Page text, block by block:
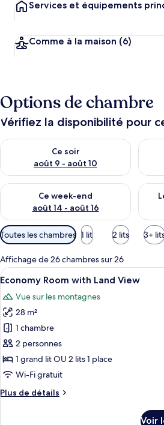
Services et équipements
Comme à la maison (6)
Options de chambre
Vérifiez la disponibilité pour
Ce soir
août 9 - août 10
Vérifier la disponibilité pour ce soir
Ce week-end
août 14 - août 16
Vérifier la disponibilité pour ce week-
Filtres
disponibles
pour
les
chambres
Toutes les chambres 1 lit 2 lits 3+
Affichage de 26 chambres sur 26
Afficher
toutes
les
photos
pour
ce
type
de
chambre :
Economy
Une
4
Economy Room with Land View
Vue sur les montagnes
28 m²
1 chambre
2 personnes
1 grand lit OU 2 lits 1 place
Wi-Fi gratuit
Plus de détails
Plus
Voir